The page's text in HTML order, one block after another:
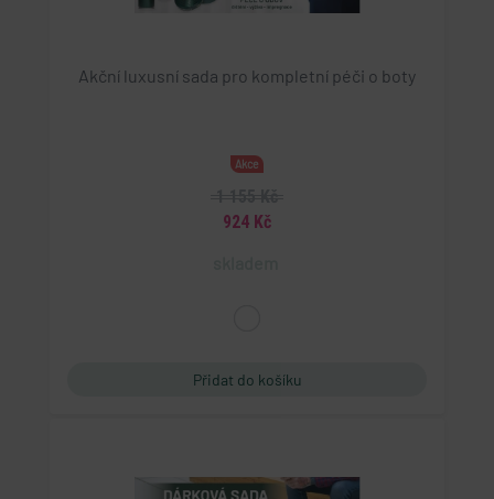
Akční luxusní sada pro kompletní péči o boty
Akce
924 Kč